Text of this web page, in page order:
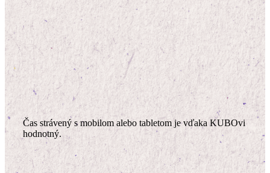
Čas strávený s mobilom alebo tabletom je vďaka KUBOvi
hodnotný.